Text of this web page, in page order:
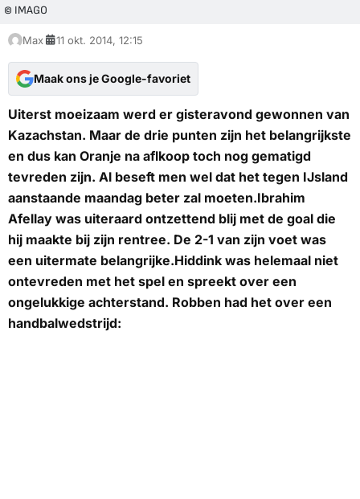
© IMAGO
Max 11 okt. 2014, 12:15
Maak ons je Google-favoriet
Uiterst moeizaam werd er gisteravond gewonnen van
Kazachstan. Maar de drie punten zijn het belangrijkste
en dus kan Oranje na aflkoop toch nog gematigd
tevreden zijn. Al beseft men wel dat het tegen IJsland
aanstaande maandag beter zal moeten.Ibrahim
Afellay was uiteraard ontzettend blij met de goal die
hij maakte bij zijn rentree. De 2-1 van zijn voet was
een uitermate belangrijke.Hiddink was helemaal niet
ontevreden met het spel en spreekt over een
ongelukkige achterstand. Robben had het over een
handbalwedstrijd: